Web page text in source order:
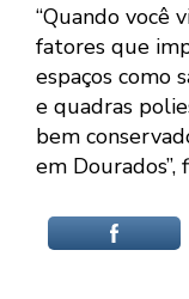
“Quando você
fatores que
espaços como
e quadras
bem
em Dourados”,